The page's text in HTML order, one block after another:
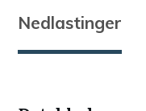
Nedlastinger